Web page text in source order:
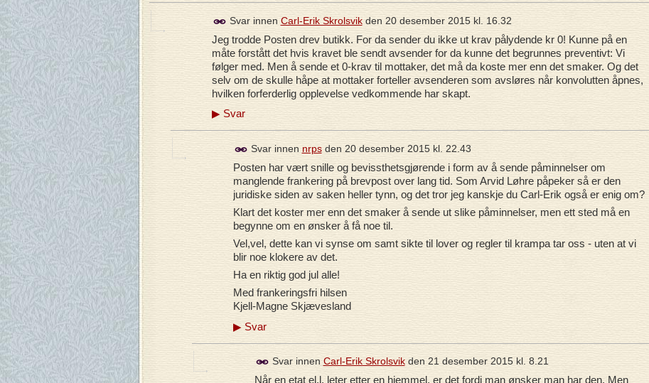
Svar innen Carl-Erik Skrolsvikden 20 desember 2015 kl. 16.32
Jeg trodde Posten drev butikk. For da sender du ikke ut krav pålydende kr 0! Kunne på en
måte forstått det hvis kravet ble sendt avsender for da kunne det begrunnes preventivt: Vi
følger med. Men å sende et 0-krav til mottaker, det må da koste mer enn det smaker. Og det
selv om de skulle håpe at mottaker forteller avsenderen som avsløres når konvolutten åpnes,
hvilken forferderlig opplevelse vedkommende har skapt.
▶Svar
Svar innen nrpsden 20 desember 2015 kl. 22.43
Posten har vært snille og bevissthetsgjørende i form av å sende påminnelser om
manglende frankering på brevpost over lang tid. Som Arvid Løhre påpeker så er den
juridiske siden av saken heller tynn, og det tror jeg kanskje du Carl-Erik også er enig om?
Klart det koster mer enn det smaker å sende ut slike påminnelser, men ett sted må en
begynne om en ønsker å få noe til.
Vel,vel, dette kan vi synse om samt sikte til lover og regler til krampa tar oss - uten at vi
blir noe klokere av det.
Ha en riktig god jul alle!
Med frankeringsfri hilsen
Kjell-Magne Skjævesland
▶Svar
Svar innen Carl-Erik Skrolsvikden 21 desember 2015 kl. 8.21
Når en etat el.l. leter etter en hjemmel, er det fordi man ønsker man har den. Men